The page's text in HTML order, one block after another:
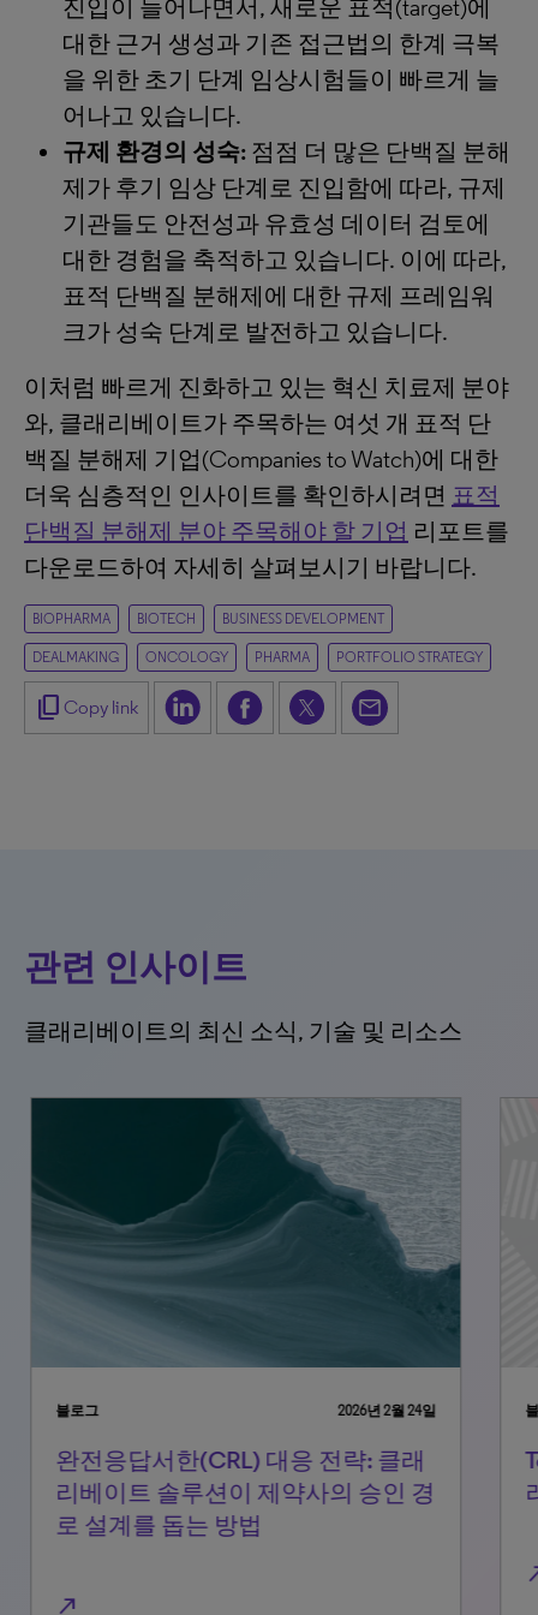
진입이 늘어나면서, 새로운 표적(target)에
대한 근거 생성과 기존 접근법의 한계 극복
을 위한 초기 단계 임상시험들이 빠르게 늘
어나고 있습니다.
규제 환경의 성숙: 점점 더 많은 단백질 분해
제가 후기 임상 단계로 진입함에 따라, 규제
기관들도 안전성과 유효성 데이터 검토에
대한 경험을 축적하고 있습니다. 이에 따라,
표적 단백질 분해제에 대한 규제 프레임워
크가 성숙 단계로 발전하고 있습니다.
이처럼 빠르게 진화하고 있는 혁신 치료제 분야
와, 클래리베이트가 주목하는 여섯 개 표적 단
백질 분해제 기업(Companies to Watch)에 대한
더욱 심층적인 인사이트를 확인하시려면 표적
단백질 분해제 분야 주목해야 할 기업 리포트를
다운로드하여 자세히 살펴보시기 바랍니다.
BIOPHARMA BIOTECH BUSINESS DEVELOPMENT
DEALMAKING ONCOLOGY PHARMA PORTFOLIO STRATEGY
content_copy Copy link
관련 인사이트
클래리베이트의 최신 소식, 기술 및 리소스
블로그 2026년 2월 24일
완전응답서한(CRL) 대응 전략: 클래
리베이트 솔루션이 제약사의 승인 경
로 설계를 돕는 방법
north_east
블
north_east